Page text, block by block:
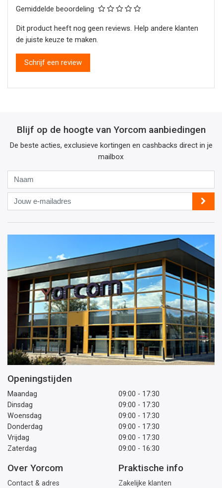
Gemiddelde beoordeling
Dit product heeft nog geen reviews. Help andere klanten
de juiste keuze te maken.
Schrijf een review
Blijf op de hoogte van Yorcom aanbiedingen
De beste acties, exclusieve kortingen en cashbacks direct in je
mailbox
Jouw
e-
mailadres
Openingstijden
Maandag
09:00 - 17:30
Dinsdag
09:00 - 17:30
Woensdag
09:00 - 17:30
Donderdag
09:00 - 17:30
Vrijdag
09:00 - 17:30
Zaterdag
09:00 - 16:30
Over Yorcom
Contact & adres
Praktische info
Zakelijke klanten